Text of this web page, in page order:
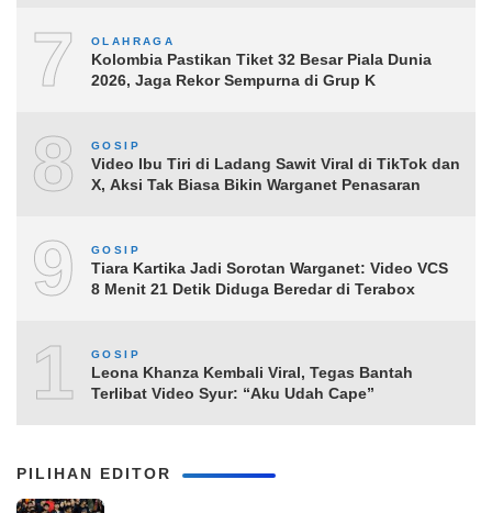
7 OLAHRAGA
Kolombia Pastikan Tiket 32 Besar Piala Dunia
2026, Jaga Rekor Sempurna di Grup K
8 GOSIP
Video Ibu Tiri di Ladang Sawit Viral di TikTok dan
X, Aksi Tak Biasa Bikin Warganet Penasaran
9 GOSIP
Tiara Kartika Jadi Sorotan Warganet: Video VCS
8 Menit 21 Detik Diduga Beredar di Terabox
10
GOSIP
Leona Khanza Kembali Viral, Tegas Bantah
Terlibat Video Syur: “Aku Udah Cape”
PILIHAN EDITOR